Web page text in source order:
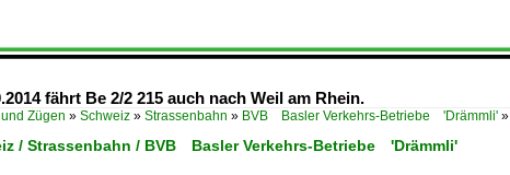
fährt Be 2/2 215 auch nach Weil am Rhein.
Zügen » Schweiz » Strassenbahn » BVB Basler Verkehrs-Betriebe 'Drämmli' »
/ Strassenbahn / BVB Basler Verkehrs-Betriebe 'Drämmli'